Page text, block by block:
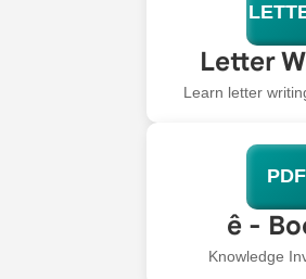
Letter
Learn letter
PDF
ê -
Knowledge